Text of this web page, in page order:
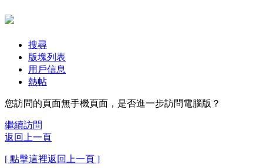
搜尋
版塊列表
用戶信息
熱帖
您訪問的頁面無手機頁面，是否進一步訪問電腦版？
繼續訪問
返回上一頁
[ 點擊這裡返回上一頁 ]